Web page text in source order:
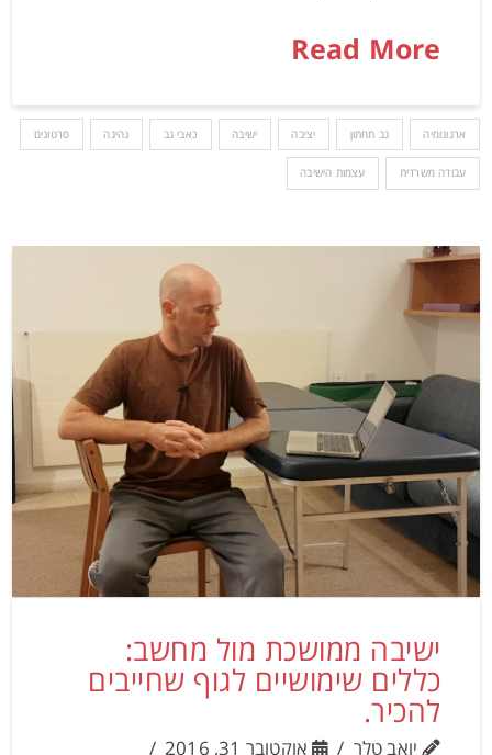
Read More
ארגונומיה גב תחתון יציבה ישיבה כאבי גב נהיגה סרטונים
עבודה משרדית עצמות הישיבה
ישיבה ממושכת מול מחשב:
כללים שימושיים לגוף שחייבים
להכיר.
יואב טלר
אוקטובר 31, 2016